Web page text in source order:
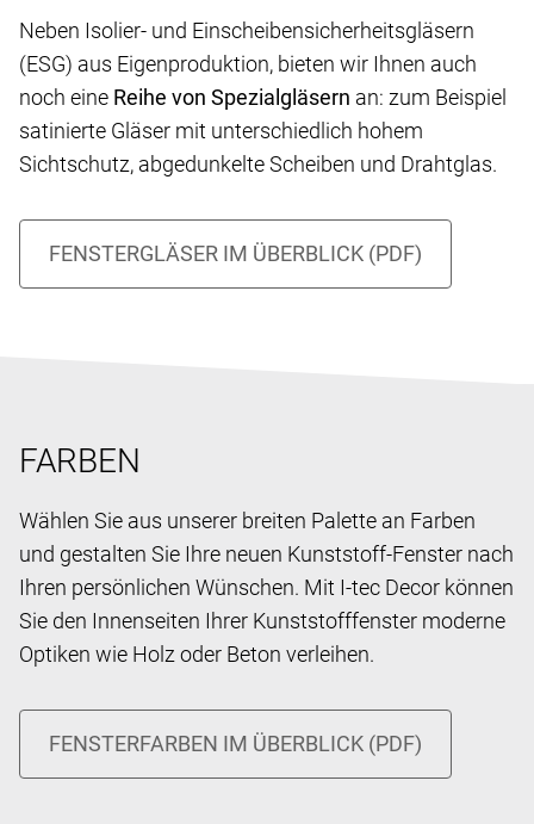
Neben Isolier- und Einscheibensicherheitsgläsern
(ESG) aus Eigenproduktion, bieten wir Ihnen auch
noch eine Reihe von Spezialgläsern an: zum Beispiel
satinierte Gläser mit unterschiedlich hohem
Sichtschutz, abgedunkelte Scheiben und Drahtglas.
FARBEN
Wählen Sie aus unserer breiten Palette an Farben
und gestalten Sie Ihre neuen Kunststoff-Fenster nach
Ihren persönlichen Wünschen. Mit I-tec Decor können
Sie den Innenseiten Ihrer Kunststofffenster moderne
Optiken wie Holz oder Beton verleihen.